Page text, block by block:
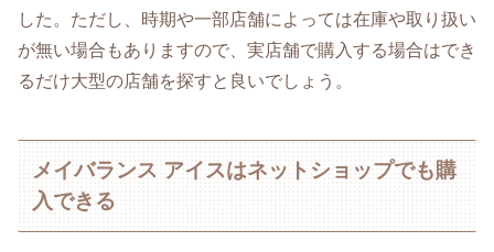
した。ただし、時期や一部店舗によっては在庫や取り扱い
が無い場合もありますので、実店舗で購入する場合はでき
るだけ大型の店舗を探すと良いでしょう。
メイバランス アイスはネットショップでも購
入できる